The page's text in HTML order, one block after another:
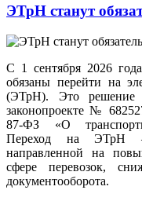
ЭТрН станут
С 1 сентября 2026
обязаны перейти на
(ЭТрН). Это решение
законопроекте №
87-ФЗ «О
Переход на ЭТрН
направленной на
сфере перевозок,
документооборота.